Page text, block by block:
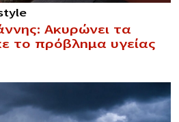
Ακυρώνει τα
το πρόβλnμα υγείας